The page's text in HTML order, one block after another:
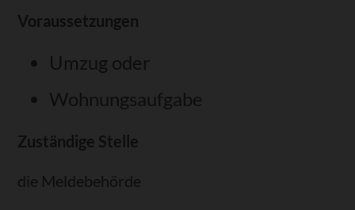
Voraussetzungen
Umzug oder
Wohnungsaufgabe
Zuständige Stelle
die Meldebehörde